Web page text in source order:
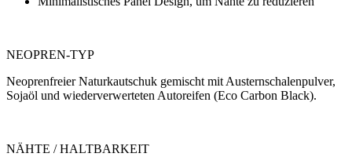
NEOPREN-TYP
Neoprenfreier Naturkautschuk gemischt mit Austernschalenpulver,
Sojaöl und wiederverwerteten Autoreifen (Eco Carbon Black).
NÄHTE / HALTBARKEIT